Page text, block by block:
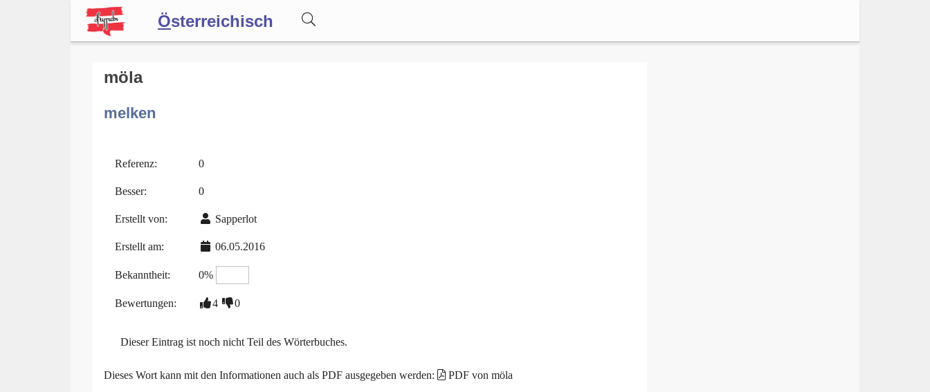
Österreichisch
Forum
Blog
möla
melken
Referenz: 0
Besser: 0
Erstellt von: Sapperlot
Erstellt am: 06.05.2016
Bekanntheit: 0%
Bewertungen: 4 0
Dieser Eintrag ist noch nicht Teil des Wörterbuches.
Dieses Wort kann mit den Informationen auch als PDF ausgegeben werden: PDF von möla